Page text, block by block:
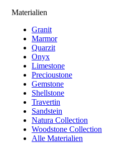
Materialien
Granit
Marmor
Quarzit
Onyx
Limestone
Precioustone
Gemstone
Shellstone
Travertin
Sandstein
Natura Collection
Woodstone Collection
Alle Materialien